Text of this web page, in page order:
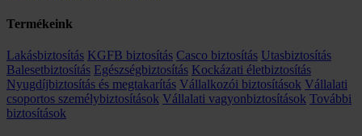
Termékeink
Lakásbiztosítás KGFB biztosítás Casco biztosítás Utasbiztosítás
Balesetbiztosítás Egészségbiztosítás Kockázati életbiztosítás
Nyugdíjbiztosítás és megtakarítás Vállalkozói biztosítások Vállalati
csoportos személybiztosítások Vállalati vagyonbiztosítások További
biztosítások